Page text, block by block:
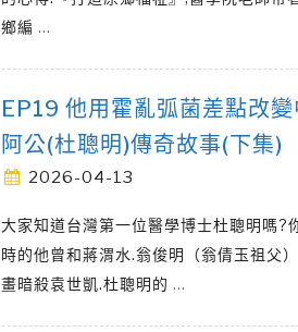
鄉編 …
EP19 他用霍亂弧菌差點改
阿公(杜聰明)傳奇故事(下集)
2026-04-13
大家知道台灣第一位醫學博士杜聰明嗎?
時的他曾和蔣渭水.翁俊明（翁倩玉祖父
畫暗殺袁世凱.杜聰明的 …